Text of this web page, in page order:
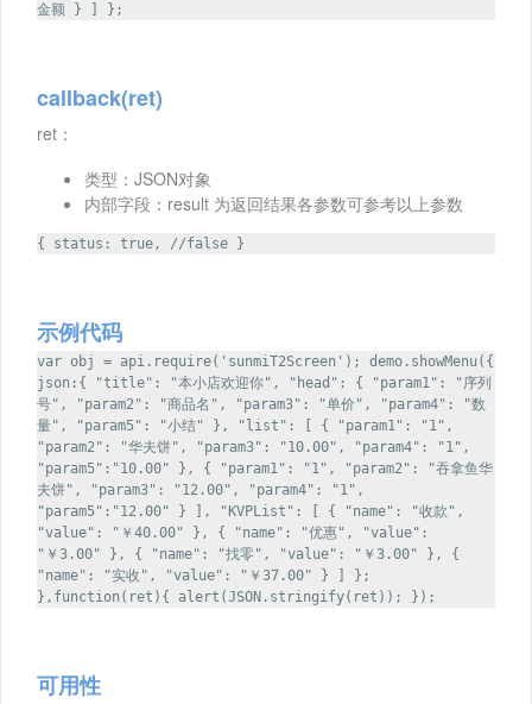
金额 } ] };
callback(ret)
ret：
类型：JSON对象
内部字段：result 为返回结果各参数可参考以上参数
{ status: true, //false }
示例代码
var obj = api.require('sunmiT2Screen'); demo.showMenu({
json:{ "title": "本小店欢迎你", "head": { "param1": "序列
号", "param2": "商品名", "param3": "单价", "param4": "数
量", "param5": "小结" }, "list": [ { "param1": "1",
"param2": "华夫饼", "param3": "10.00", "param4": "1",
"param5":"10.00" }, { "param1": "1", "param2": "吞拿鱼华
夫饼", "param3": "12.00", "param4": "1",
"param5":"12.00" } ], "KVPList": [ { "name": "收款",
"value": "￥40.00" }, { "name": "优惠", "value":
"￥3.00" }, { "name": "找零", "value": "￥3.00" }, {
"name": "实收", "value": "￥37.00" } ] };
},function(ret){ alert(JSON.stringify(ret)); });
可用性